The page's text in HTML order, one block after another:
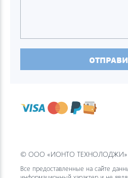
© ООО «ИОНТО ТЕХНОЛОДЖИ»
Все предоставленные на сайте